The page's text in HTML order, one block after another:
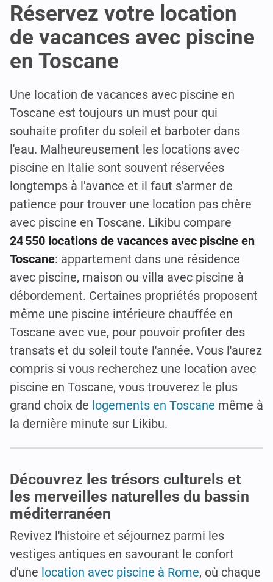
Réservez votre location
de vacances avec piscine
en Toscane
Une location de vacances avec piscine en
Toscane est toujours un must pour qui
souhaite profiter du soleil et barboter dans
l'eau. Malheureusement les locations avec
piscine en Italie sont souvent réservées
longtemps à l'avance et il faut s'armer de
patience pour trouver une location pas chère
avec piscine en Toscane. Likibu compare
24 550 locations de vacances avec piscine en
Toscane: appartement dans une résidence
avec piscine, maison ou villa avec piscine à
débordement. Certaines propriétés proposent
même une piscine intérieure chauffée en
Toscane avec vue, pour pouvoir profiter des
transats et du soleil toute l'année. Vous l'aurez
compris si vous recherchez une location avec
piscine en Toscane, vous trouverez le plus
grand choix de logements en Toscane même à
la dernière minute sur Likibu.
Découvrez les trésors culturels et
les merveilles naturelles du bassin
méditerranéen
Revivez l'histoire et séjournez parmi les
vestiges antiques en savourant le confort
d'une location avec piscine à Rome, où chaque